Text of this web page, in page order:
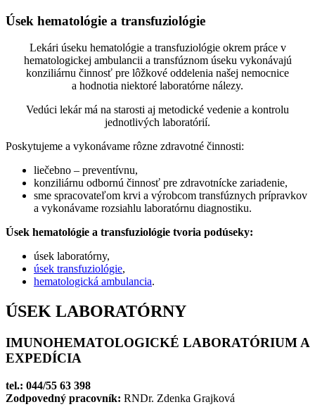
Úsek hematológie a transfuziológie
Lekári úseku hematológie a transfuziológie okrem práce v
hematologickej ambulancii a transfúznom úseku vykonávajú
konziliárnu činnosť pre lôžkové oddelenia našej nemocnice
a hodnotia niektoré laboratórne nálezy.
Vedúci lekár má na starosti aj metodické vedenie a kontrolu
jednotlivých laboratórií.
Poskytujeme a vykonávame rôzne zdravotné činnosti:
liečebno – preventívnu,
konziliárnu odbornú činnosť pre zdravotnícke zariadenie,
sme spracovateľom krvi a výrobcom transfúznych prípravkov
a vykonávame rozsiahlu laboratórnu diagnostiku.
Úsek hematológie a transfuziológie tvoria podúseky:
úsek laboratórny,
úsek transfuziológie,
hematologická ambulancia.
ÚSEK LABORATÓRNY
IMUNOHEMATOLOGICKÉ LABORATÓRIUM A
EXPEDÍCIA
tel.: 044/55 63 398
Zodpovedný pracovník: RNDr. Zdenka Grajková